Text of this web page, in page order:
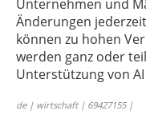
Unternehmen und
Änderungen
können zu hohen
werden ganz oder
Unterstützung von
de | wirtschaft | 69427155 |